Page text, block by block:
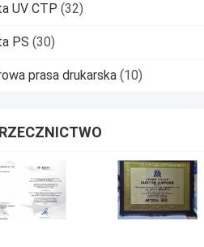
UV CTP (32)
PS (30)
prasa drukarska (10)